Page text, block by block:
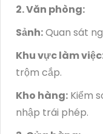
2. Văn phòng:
Sảnh:Quan sát
Khu vực làm
trộm cắp.
Kho hàng: Kiểm
nhập trái phép.